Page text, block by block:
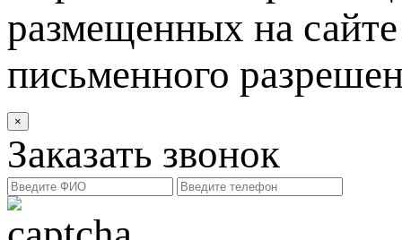
размещенных на
письменного
×
Заказать звонок